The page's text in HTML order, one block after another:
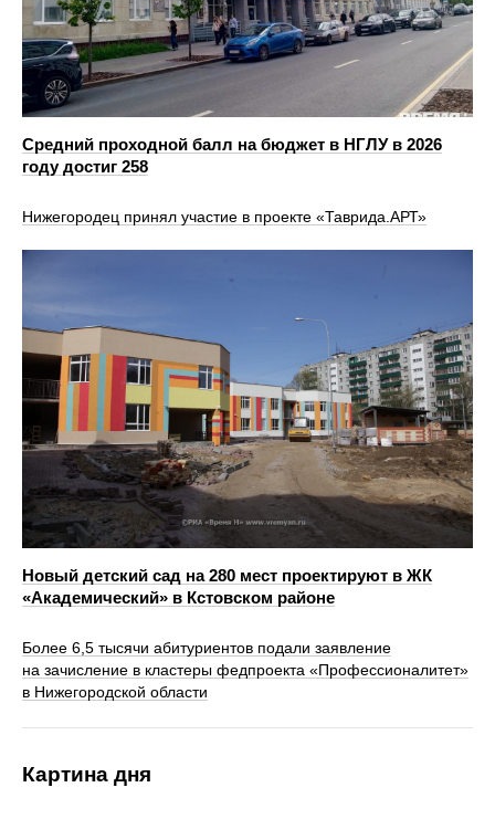
Средний проходной балл на бюджет в НГЛУ в 2026
году достиг 258
Нижегородец принял участие в проекте «Таврида.АРТ»
Новый детский сад на 280 мест проектируют в ЖК
«Академический» в Кстовском районе
Более 6,5 тысячи абитуриентов подали заявление
на зачисление в кластеры федпроекта «Профессионалитет»
в Нижегородской области
Картина дня